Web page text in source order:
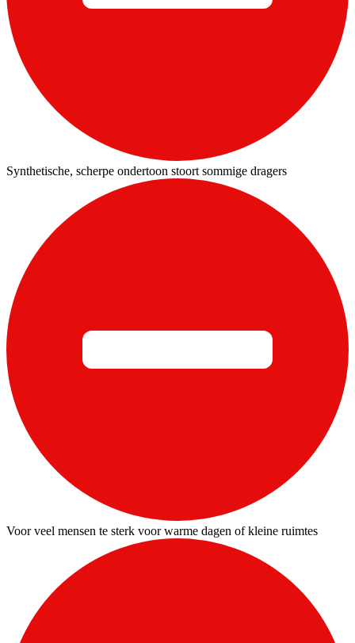
Synthetische, scherpe ondertoon stoort sommige dragers
Voor veel mensen te sterk voor warme dagen of kleine ruimtes